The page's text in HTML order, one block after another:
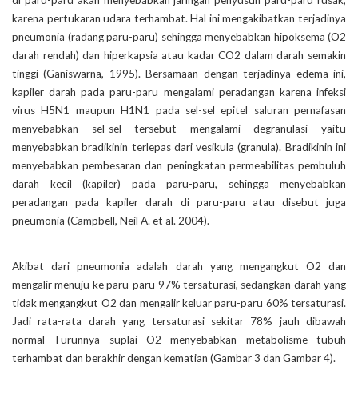
karena pertukaran udara terhambat. Hal ini mengakibatkan terjadinya
pneumonia (radang paru-paru) sehingga menyebabkan hipoksema (O2
darah rendah) dan hiperkapsia atau kadar CO2 dalam darah semakin
tinggi (Ganiswarna, 1995). Bersamaan dengan terjadinya edema ini,
kapiler darah pada paru-paru mengalami peradangan karena infeksi
virus H5N1 maupun H1N1 pada sel-sel epitel saluran pernafasan
menyebabkan sel-sel tersebut mengalami degranulasi yaitu
menyebabkan bradikinin terlepas dari vesikula (granula). Bradikinin ini
menyebabkan pembesaran dan peningkatan permeabilitas pembuluh
darah kecil (kapiler) pada paru-paru, sehingga menyebabkan
peradangan pada kapiler darah di paru-paru atau disebut juga
pneumonia (Campbell, Neil A. et al. 2004).
Akibat dari pneumonia adalah darah yang mengangkut O2 dan
mengalir menuju ke paru-paru 97% tersaturasi, sedangkan darah yang
tidak mengangkut O2 dan mengalir keluar paru-paru 60% tersaturasi.
Jadi rata-rata darah yang tersaturasi sekitar 78% jauh dibawah
normal Turunnya suplai O2 menyebabkan metabolisme tubuh
terhambat dan berakhir dengan kematian (Gambar 3 dan Gambar 4).